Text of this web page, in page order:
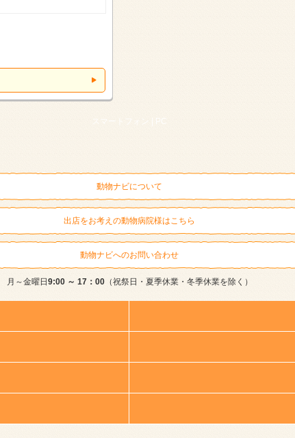
スマートフォン | PC
動物ナビについて
出店をお考えの動物病院様はこちら
動物ナビへのお問い合わせ
月～金曜日 9:00 ～ 17：00（祝祭日・夏季休業・冬季休業を除く）